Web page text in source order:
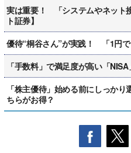
実は重要！ 「システムやネット
ト証券】
優待“桐谷さん”が実践！ 「1円で
「手数料」で満足度が高い「
「株主優待」始める前にしっか
ちらがお得？